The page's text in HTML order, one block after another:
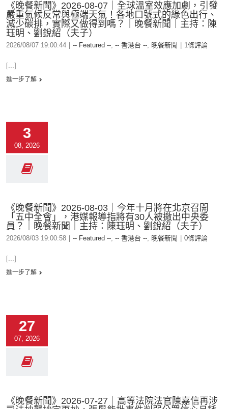
《晚餐新聞》2026-08-07｜全球溫室效應加劇，引發
嚴重氣候反常與極端天氣！各地口號式的綠色出行、
減少碳排，實際又做得到嗎？｜晚餐新聞｜主持：陳
珏明、劉銳紹（夫子）
2026/08/07 19:00:44 -- Featured --, -- 香港台 --, 晚餐新聞 1條評論
[...]
進一步了解
3
08, 2026
《晚餐新聞》2026-08-03｜今年十月將在北京召開
「五中全會」，港媒報導指將有30人被撤出中央委
員？｜晚餐新聞｜主持：陳珏明、劉銳紹（夫子）
2026/08/03 19:00:58 -- Featured --, -- 香港台 --, 晚餐新聞 0條評論
[...]
進一步了解
27
07, 2026
《晚餐新聞》2026-07-27｜高等法院法官陳嘉信再涉